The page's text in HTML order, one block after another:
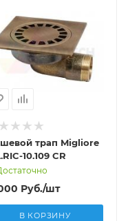
трап Migliore
10.109 CR
Руб./шт
В КОРЗИНУ